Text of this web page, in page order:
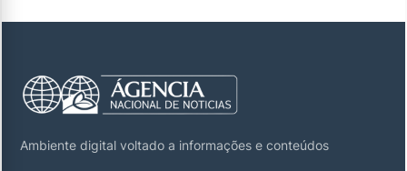
Ambiente digital voltado a informações e conteúdos